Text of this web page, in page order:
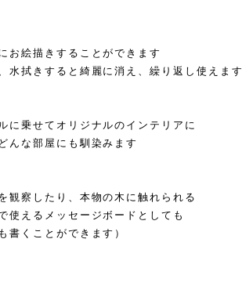
お絵描きすることができます
水拭きすると綺麗に消え、繰り返し使えます
に乗せてオリジナルのインテリアに
んな部屋にも馴染みます
観察したり、本物の木に触れられる
使えるメッセージボードとしても
書くことができます）